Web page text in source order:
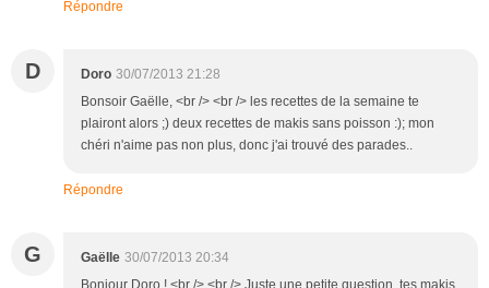
Répondre
D Doro 30/07/2013 21:28
Bonsoir Gaëlle, <br /> <br /> les recettes de la semaine te
plairont alors ;) deux recettes de makis sans poisson :); mon
chéri n'aime pas non plus, donc j'ai trouvé des parades..
Répondre
G Gaëlle 30/07/2013 20:34
Bonjour Doro ! <br /> <br /> Juste une petite question, tes makis